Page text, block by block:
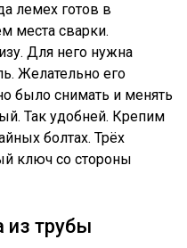
лемех готов в
места сварки.
Для него нужна
Желательно его
было снимать и менять
Так удобней. Крепим
болтах. Трёх
ключ со стороны
из трубы